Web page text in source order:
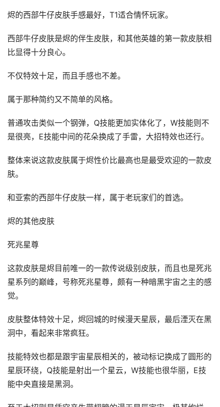
烬的西部牛仔皮肤手感最好，T1适合情怀玩家。
西部牛仔皮肤是烬的伴生皮肤，和其他英雄的第一款皮肤相
比显得十分良心。
不仅特效十足，而且手感也不差。
属于那种简约又不简单的风格。
普通攻击类似一个钢弹，Q技能更加实体化了，W技能则不
是很亮，E技能中间的花朵换成了手雷，大招特效也还行。
整体来说这款皮肤属于烬性价比最高也是最受欢迎的一款皮
肤。
和亚索的西部牛仔皮肤一样，属于老玩家们的首选。
烬的其他皮肤
死兆星尊
这款皮肤是烬目前唯一的一款传说级别皮肤，而且也是死兆
星系列的巅峰，号称死兆星尊，颇有一种暗黑宇宙之主的感
觉。
皮肤整体特效十足，烬回城的时候漫天星辰，最后湮灭在黑
洞中，看起来非常疯狂。
技能特效也都是跟宇宙星辰相关的，被动标记换成了圆形的
星辰环绕，Q技能是射出一个星云，W技能也很华丽，E技
能中央直接是黑洞。